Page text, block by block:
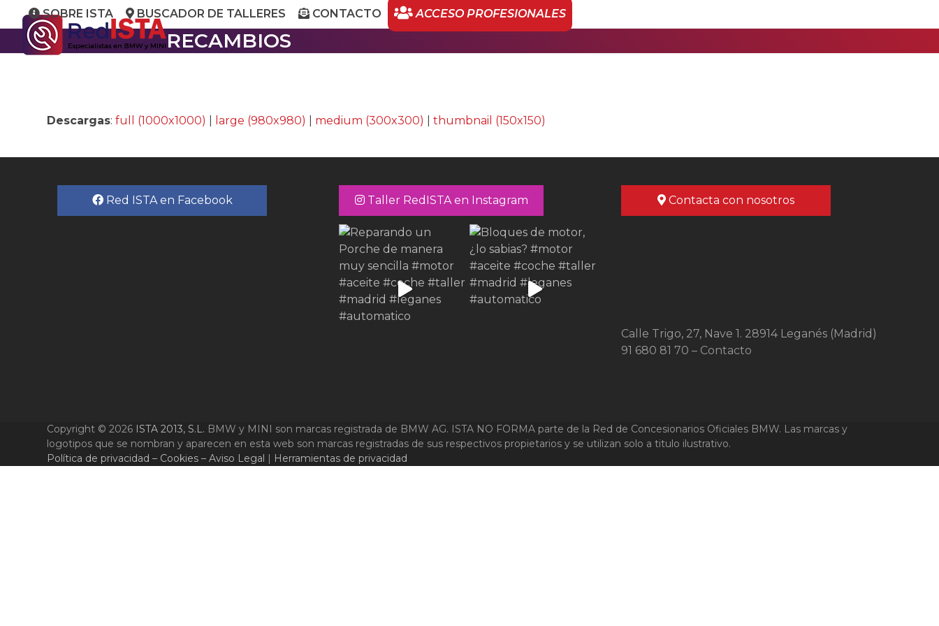
content
SOBRE ISTA BUSCADOR DE TALLERES CONTACTO ACCESO PROFESIONALES
RECAMBIOS
Descargas:full (1000x1000) large (980x980) medium (300x300) |thumbnail (150x150)
Red ISTA en Facebook Taller RedISTA en Instagram Contacta con nosotros
Calle Trigo, 27, Nave 1. 28914 Leganés (Madrid)
91 680 81 70 – Contacto
Copyright © 2026 ISTA 2013, S.L. BMW y MINI son marcas registrada de BMW AG. ISTA NO FORMA parte de la Red de Concesionarios Oficiales BMW. Las marcas y
logotipos que se nombran y aparecen en esta web son marcas registradas de sus respectivos propietarios y se utilizan solo a titulo ilustrativo.
Política de privacidad – Cookies – Aviso Legal | Herramientas de privacidad